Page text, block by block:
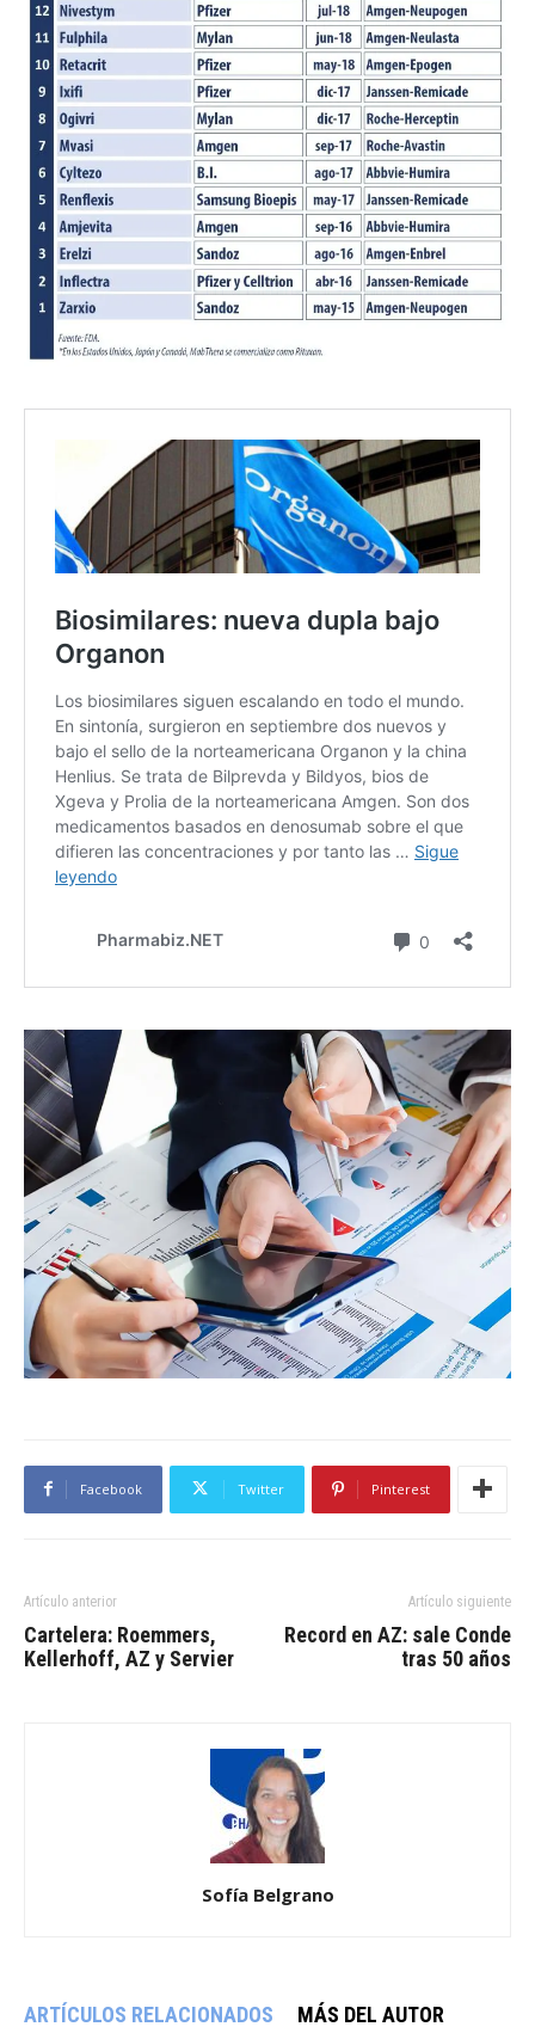
Facebook Twitter Pinterest
Artículo anterior
Cartelera: Roemmers,
Kellerhoff, AZ y Servier
Artículo siguiente
Record en AZ: sale Conde
tras 50 años
Sofía Belgrano
ARTÍCULOS RELACIONADOS MÁS DEL AUTOR